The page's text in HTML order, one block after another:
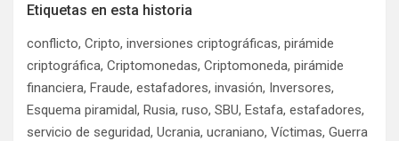
Etiquetas en esta historia
conflicto, Cripto, inversiones criptográficas, pirámide
criptográfica, Criptomonedas, Criptomoneda, pirámide
financiera, Fraude, estafadores, invasión, Inversores,
Esquema piramidal, Rusia, ruso, SBU, Estafa, estafadores,
servicio de seguridad, Ucrania, ucraniano, Víctimas, Guerra